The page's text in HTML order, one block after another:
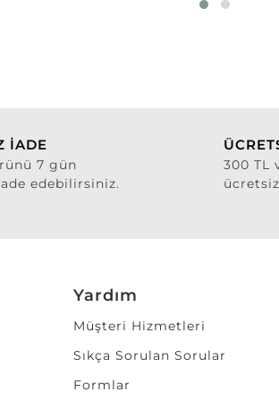
İADE
7 gün
edebilirsiniz.
300 TL
Yardım
Müşteri Hizmetleri
Sıkça Sorulan Sorular
Formlar